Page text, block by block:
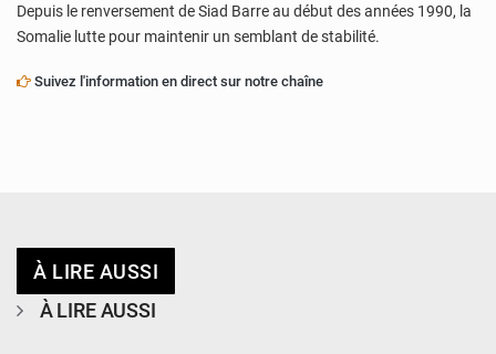
Depuis le renversement de Siad Barre au début des années 1990, la
Somalie lutte pour maintenir un semblant de stabilité.
Suivez l'information en direct sur notre chaîne
À LIRE AUSSI
À LIRE AUSSI